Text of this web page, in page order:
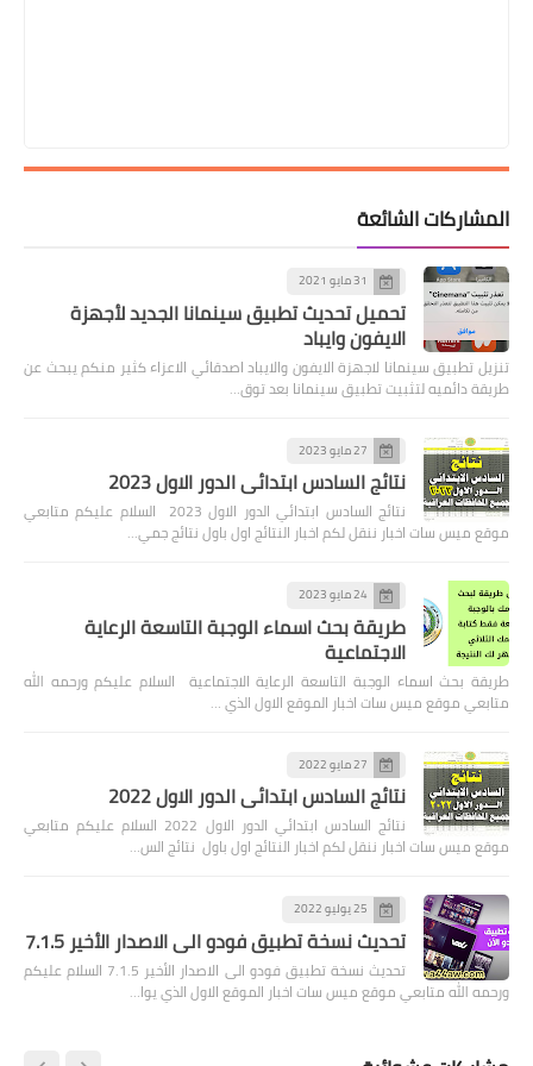
الشائعة
31 مايو 2021
تحميل تحديث تطبيق سينمانا الجديد لأجهزة
الايفون وايباد
سينمانا لاجهزة الايفون والايباد اصدقائي الاعزاء كثير منكم يبحث عن
لتثبيت تطبيق سينمانا بعد توق…
27 مايو 2023
نتائج السادس ابتدائي الدور الاول 2023
نتائج السادس ابتدائي الدور الاول 2023 السلام عليكم متابعي
اخبار ننقل لكم اخبار النتائج اول باول نتائج جمي…
طريقة بحث اسماء الوجبة التاسعة الرعاية
الاجتماعية
اسماء الوجبة التاسعة الرعاية الاجتماعية السلام عليكم ورحمه الله
ميس سات اخبار الموقع الاول الذي …
27 مايو 2022
نتائج السادس ابتدائي الدور الاول 2022
نتائج السادس ابتدائي الدور الاول 2022 السلام عليكم متابعي
اخبار ننقل لكم اخبار النتائج اول باول نتائج الس…
25 يوليو 2022
تحديث نسخة تطبيق فودو الى الاصدار الأخير 7.1.5
تحديث نسخة تطبيق فودو الى الاصدار الأخير 7.1.5 السلام عليكم
متابعي موقع ميس سات اخبار الموقع الاول الذي يوا…